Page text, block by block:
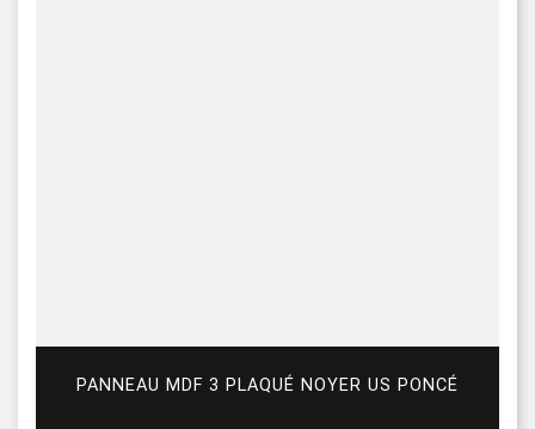
PANNEAU MDF 3 PLAQUÉ NOYER US PONCÉ